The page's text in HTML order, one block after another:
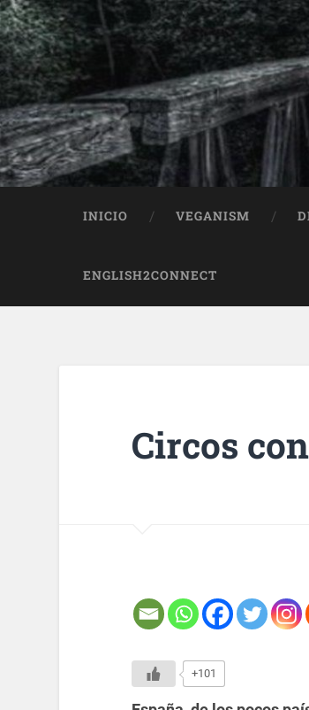
INICIO VEGANISM
ENGLISH2CONNECT
Circos
+101